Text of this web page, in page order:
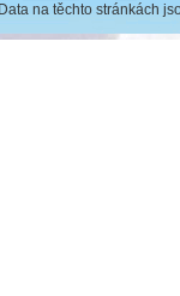
Data na těchto stránkách